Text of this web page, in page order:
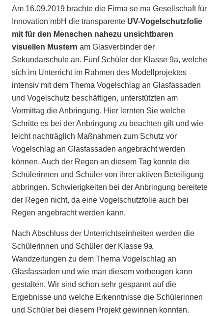
Am 16.09.2019 brachte die Firma se ma Gesellschaft für
Innovation mbH die transparente UV-Vogelschutzfolie
mit für den Menschen nahezu unsichtbaren
visuellen Mustern am Glasverbinder der
Sekundarschule an. Fünf Schüler der Klasse 9a, welche
sich im Unterricht im Rahmen des Modellprojektes
intensiv mit dem Thema Vogelschlag an Glasfassaden
und Vogelschutz beschäftigen, unterstützten am
Vormittag die Anbringung. Hier lernten Sie welche
Schritte es bei der Anbringung zu beachten gilt und wie
leicht nachträglich Maßnahmen zum Schutz vor
Vogelschlag an Glasfassaden angebracht werden
können. Auch der Regen an diesem Tag konnte die
Schülerinnen und Schüler von ihrer aktiven Beteiligung
abbringen. Schwierigkeiten bei der Anbringung bereitete
der Regen nicht, da eine Vogelschutzfolie auch bei
Regen angebracht werden kann.
Nach Abschluss der Unterrichtseinheiten werden die
Schülerinnen und Schüler der Klasse 9a
Wandzeitungen zu dem Thema Vogelschlag an
Glasfassaden und wie man diesem vorbeugen kann
gestalten. Wir sind schon sehr gespannt auf die
Ergebnisse und welche Erkenntnisse die Schülerinnen
und Schüler bei diesem Projekt gewinnen konnten.